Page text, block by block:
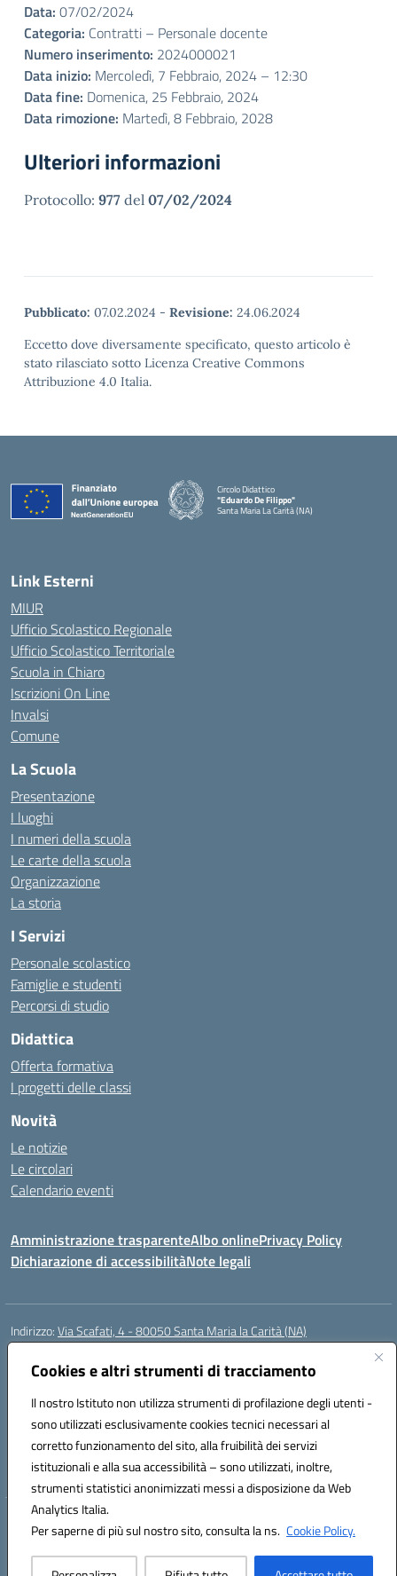
Cookies e altri strumenti di tracciamento
Il nostro Istituto non utilizza strumenti di profilazione degli utenti -
sono utilizzati esclusivamente cookies tecnici necessari al
corretto funzionamento del sito, alla fruibilità dei servizi
istituzionali e alla sua accessibilità – sono utilizzati, inoltre,
strumenti statistici anonimizzati messi a disposizione da Web
Analytics Italia.
Per saperne di più sul nostro sito, consulta la ns. Cookie Policy.
Data: 07/02/2024
Categoria: Contratti – Personale docente
Numero inserimento: 2024000021
Data inizio: Mercoledì, 7 Febbraio, 2024 – 12:30
Data fine: Domenica, 25 Febbraio, 2024
Data rimozione: Martedì, 8 Febbraio, 2028
Ulteriori informazioni
Protocollo: 977 del 07/02/2024
Pubblicato: 07.02.2024 - Revisione: 24.06.2024
Eccetto dove diversamente specificato, questo articolo è
stato rilasciato sotto Licenza Creative Commons
Attribuzione 4.0 Italia.
Circolo Didattico
"Eduardo De Filippo"
Santa Maria La Carità (NA)
Link Esterni
MIUR
Ufficio Scolastico Regionale
Ufficio Scolastico Territoriale
Scuola in Chiaro
Iscrizioni On Line
Invalsi
Comune
La Scuola
Presentazione
I luoghi
I numeri della scuola
Le carte della scuola
Organizzazione
La storia
I Servizi
Personale scolastico
Famiglie e studenti
Percorsi di studio
Didattica
Offerta formativa
I progetti delle classi
Novità
Le notizie
Le circolari
Calendario eventi
Amministrazione trasparenteAlbo onlinePrivacy Policy
Dichiarazione di accessibilitàNote legali
Indirizzo:Via Scafati, 4 - 80050 Santa Maria la Carità (NA)
Centralino:
Posta elettronica certificata (PEC):NAEE21900T@pec.istruzione.it
Codice fiscale: 90016250632
Codice meccanografico:NAEE21900T
Codice Indice delle Pubbliche Amministrazioni (IPA): istsc_naee21900t
Codice unico di fatturazione (CUF): UFZ0X6
Hosting & Powered by 3D Solution S.r.l.
Concept & Design by Designers Italia